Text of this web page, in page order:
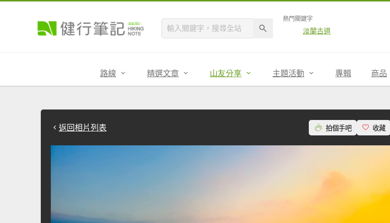
熱門關鍵字
淡蘭古道
路線 精選文章 山友分享 主題活動 專輯 商品
返回相片列表 拍個手吧 收藏